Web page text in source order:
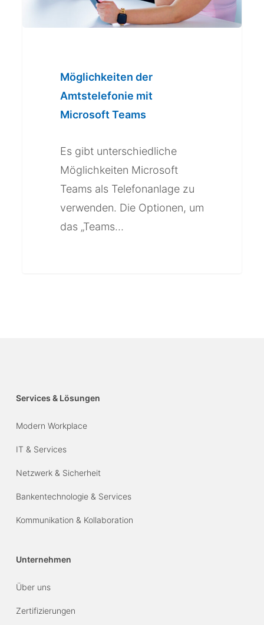
Möglichkeiten der
Amtstelefonie mit
Microsoft Teams
Es gibt unterschiedliche
Möglichkeiten Microsoft
Teams als Telefonanlage zu
verwenden. Die Optionen, um
das „Teams…
Services & Lösungen
Modern Workplace
IT & Services
Netzwerk & Sicherheit
Bankentechnologie & Services
Kommunikation & Kollaboration
Unternehmen
Über uns
Zertifizierungen